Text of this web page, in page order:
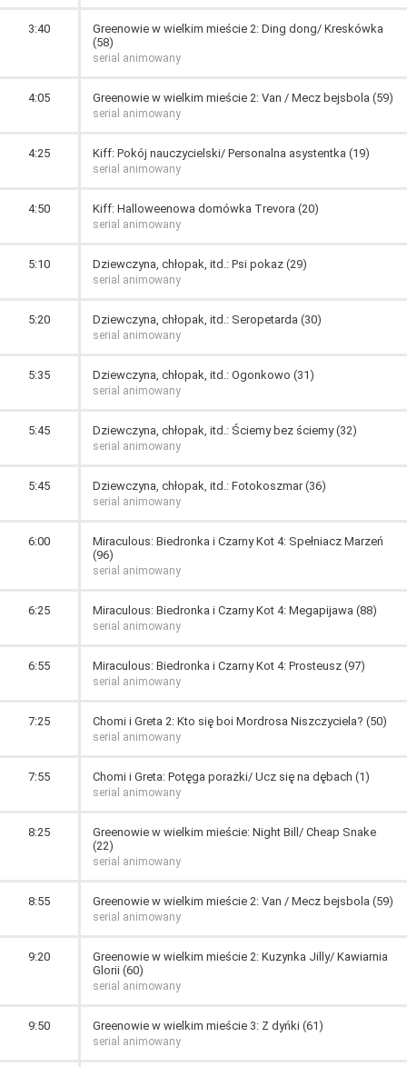
3:40
Greenowie w wielkim mieście 2: Ding dong/ Kreskówka
(58)
serial animowany
4:05 Greenowie w wielkim mieście 2: Van / Mecz bejsbola (59)
serial animowany
4:25 Kiff: Pokój nauczycielski/ Personalna asystentka (19)
serial animowany
4:50 Kiff: Halloweenowa domówka Trevora (20)
serial animowany
5:10 Dziewczyna, chłopak, itd.: Psi pokaz (29)
serial animowany
5:20 Dziewczyna, chłopak, itd.: Seropetarda (30)
serial animowany
5:35 Dziewczyna, chłopak, itd.: Ogonkowo (31)
serial animowany
5:45 Dziewczyna, chłopak, itd.: Ściemy bez ściemy (32)
serial animowany
5:45 Dziewczyna, chłopak, itd.: Fotokoszmar (36)
serial animowany
6:00
Miraculous: Biedronka i Czarny Kot 4: Spełniacz Marzeń
(96)
serial animowany
6:25 Miraculous: Biedronka i Czarny Kot 4: Megapijawa (88)
serial animowany
6:55 Miraculous: Biedronka i Czarny Kot 4: Prosteusz (97)
serial animowany
7:25 Chomi i Greta 2: Kto się boi Mordrosa Niszczyciela? (50)
serial animowany
7:55 Chomi i Greta: Potęga porażki/ Ucz się na dębach (1)
serial animowany
8:25
Greenowie w wielkim mieście: Night Bill/ Cheap Snake
(22)
serial animowany
8:55 Greenowie w wielkim mieście 2: Van / Mecz bejsbola (59)
serial animowany
9:20
Greenowie w wielkim mieście 2: Kuzynka Jilly/ Kawiarnia
Glorii (60)
serial animowany
9:50 Greenowie w wielkim mieście 3: Z dyńki (61)
serial animowany